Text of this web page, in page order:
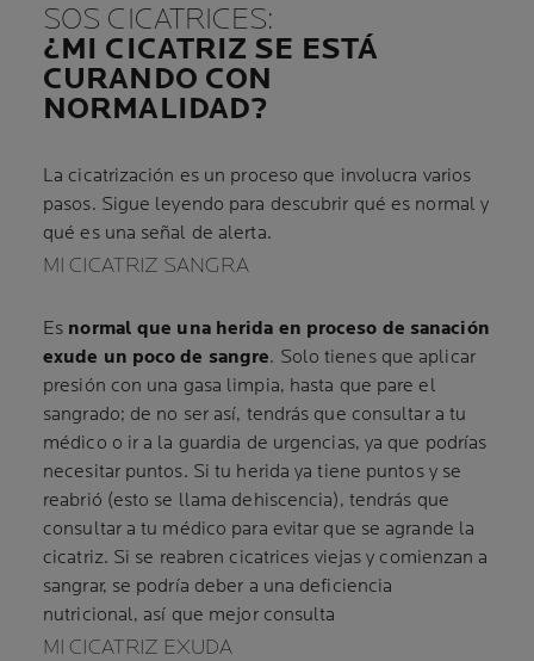
SOS CICATRICES:
¿MI CICATRIZ SE ESTÁ
CURANDO CON
NORMALIDAD?
La cicatrización es un proceso que involucra varios
pasos. Sigue leyendo para descubrir qué es normal y
qué es una señal de alerta.
MI CICATRIZ SANGRA
Es normal que una herida en proceso de sanación
exude un poco de sangre. Solo tienes que aplicar
presión con una gasa limpia, hasta que pare el
sangrado; de no ser así, tendrás que consultar a tu
médico o ir a la guardia de urgencias, ya que podrías
necesitar puntos. Si tu herida ya tiene puntos y se
reabrió (esto se llama dehiscencia), tendrás que
consultar a tu médico para evitar que se agrande la
cicatriz. Si se reabren cicatrices viejas y comienzan a
sangrar, se podría deber a una deficiencia
nutricional, así que mejor consulta
MI CICATRIZ EXUDA